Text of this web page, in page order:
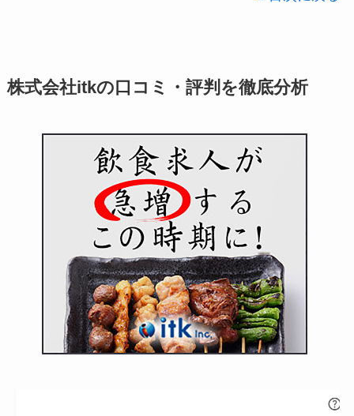
株式会社itkの口コミ・評判を徹底分析